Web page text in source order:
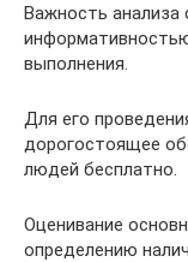
Важность анализа
выполнения.
Для его
дорогостоящее
людей бесплатно.
Оценивание
определению